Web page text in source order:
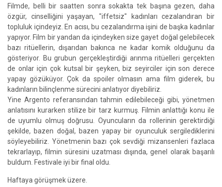
Filmde, belli bir saatten sonra sokakta tek başına gezen, daha
özgür, cinselliğini yaşayan, "iffetsiz" kadınları cezalandıran bir
topluluk içindeyiz. En acısı, bu cezalandırma işini de başka kadınlar
yapıyor. Film bir yandan da içindeyken size gayet doğal gelebilecek
bazı ritüellerin, dışarıdan bakınca ne kadar komik olduğunu da
gösteriyor. Bu grubun gerçekleştirdiği arınma ritüelleri gerçekten
de onlar için çok kutsal bir şeyken, biz seyirciler için son derece
yapay gözüküyor. Çok da spoiler olmasın ama film giderek, bu
kadınların bilinçlenme sürecini anlatıyor diyebiliriz.
Yine Argento referansından tahmin edilebileceği gibi, yönetmen
anlatısını kurarken stilize bir tarz kurmuş. Filmin anlattığı konu ile
de uyumlu olmuş doğrusu. Oyuncuların da rollerinin gerektirdiği
şekilde, bazen doğal, bazen yapay bir oyunculuk sergilediklerini
söyleyebiliriz. Yönetmenin bazı çok sevdiği mizansenleri fazlaca
tekrarlayıp, filmin süresini uzatması dışında, genel olarak başarılı
buldum. Festivale iyi bir final oldu.
Haftaya görüşmek üzere.